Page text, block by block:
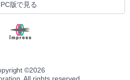
PC版で見る
©2026